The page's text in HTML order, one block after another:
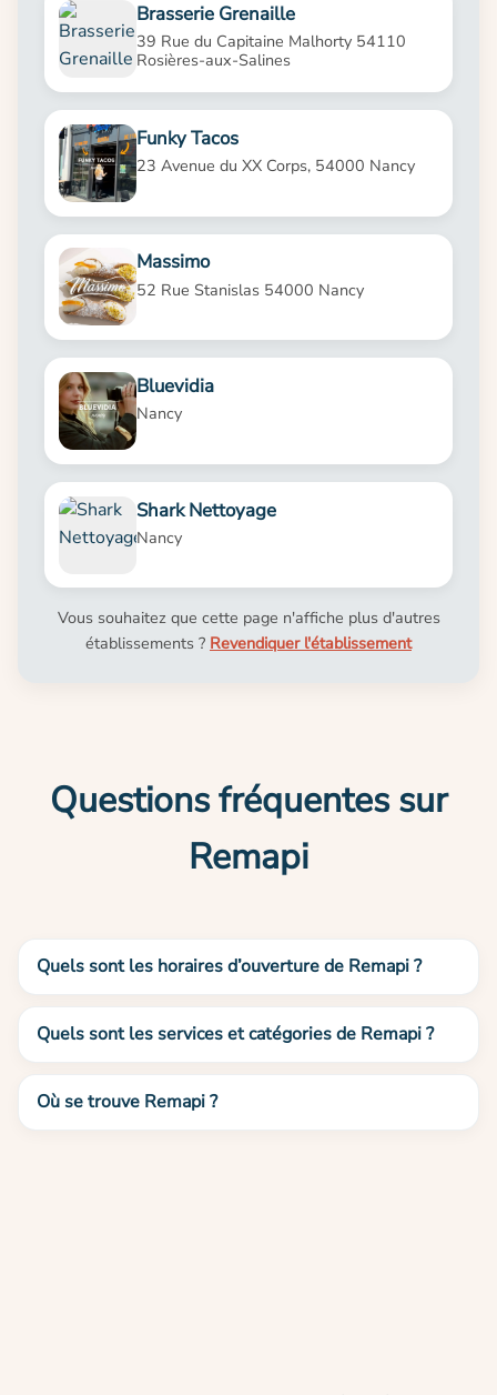
Brasserie Grenaille
39 Rue du Capitaine Malhorty 54110
Rosières-aux-Salines
Funky Tacos
23 Avenue du XX Corps, 54000 Nancy
Massimo
52 Rue Stanislas 54000 Nancy
Bluevidia
Nancy
Shark Nettoyage
Nancy
Vous souhaitez que cette page n'affiche plus d'autres
établissements ? Revendiquer l'établissement
Questions fréquentes sur
Remapi
Quels sont les horaires d’ouverture de Remapi ?
Quels sont les services et catégories de Remapi ?
Où se trouve Remapi ?